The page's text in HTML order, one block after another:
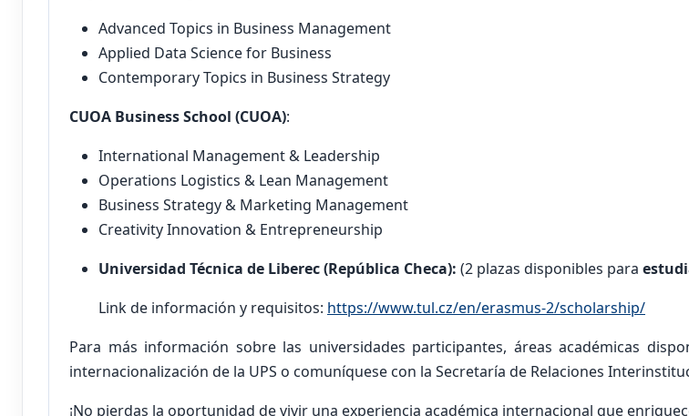
Advanced Topics in Business Management
Applied Data Science for Business
Contemporary Topics in Business Strategy
CUOA Business School (CUOA):
International Management & Leadership
Operations Logistics & Lean Management
Business Strategy & Marketing Management
Creativity Innovation & Entrepreneurship
Universidad Técnica de Liberec (República Checa): (2 plazas disponibles para
Link de información y requisitos: https://www.tul.cz/en/erasmus-2/scholarship/
Para más información sobre las universidades participantes, áreas académicas
internacionalización de la UPS o comuníquese con la Secretaría de Relaciones
¡No pierdas la oportunidad de vivir una experiencia académica internacional que